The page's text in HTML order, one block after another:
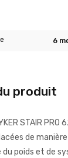
6
produit
STAIR
de
poids et de